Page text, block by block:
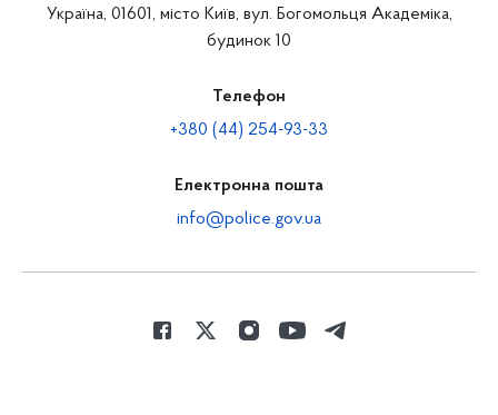
Україна, 01601, місто Київ, вул. Богомольця Академіка,
будинок 10
Телефон
+380 (44) 254-93-33
Електронна пошта
info@police.gov.ua